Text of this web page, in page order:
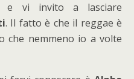
e vi invito a lasciare
. Il fatto è che il reggae è
che nemmeno io a volte